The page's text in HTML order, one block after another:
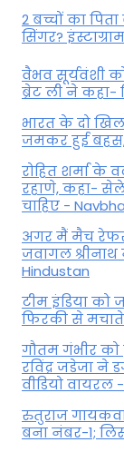
2 बच्चों का
सिंगर?
वैभव सूर्यवंशी
ब्रेट ली ने कहा-
भारत के दो
जमकर हुई बहस,
रोहित शर्मा
रहाणे, कहा-
चाहिए -
अगर मैं मैच
जवागल
Hindustan
टीम इंडिया को
फिरकी से
गौतम गंभीर को
रविंद्र जडेजा ने
वीडियो वायरल
रुतुराज
बना नंबर-1;